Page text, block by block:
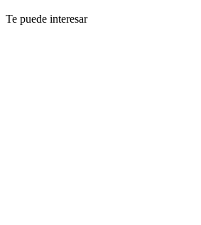
Te puede interesar